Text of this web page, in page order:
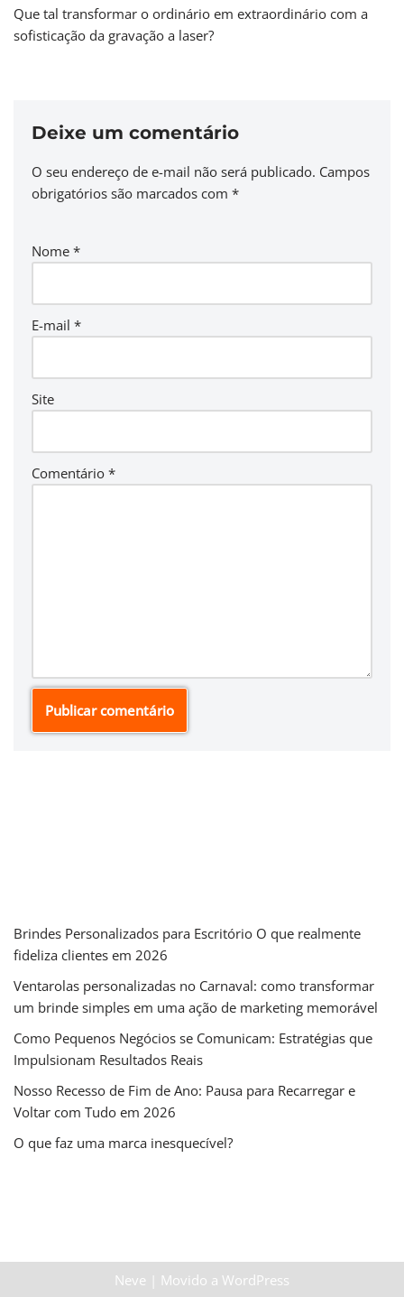
Que tal transformar o ordinário em extraordinário com a
sofisticação da gravação a laser?
Deixe um comentário
O seu endereço de e-mail não será publicado. Campos
obrigatórios são marcados com *
Nome *
E-mail *
Site
Comentário *
Brindes Personalizados para Escritório O que realmente
fideliza clientes em 2026
Ventarolas personalizadas no Carnaval: como transformar
um brinde simples em uma ação de marketing memorável
Como Pequenos Negócios se Comunicam: Estratégias que
Impulsionam Resultados Reais
Nosso Recesso de Fim de Ano: Pausa para Recarregar e
Voltar com Tudo em 2026
O que faz uma marca inesquecível?
Neve | Movido a WordPress